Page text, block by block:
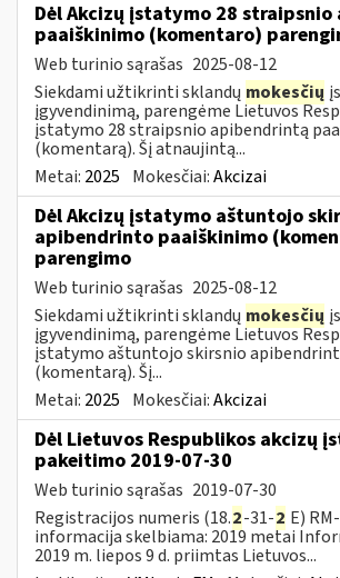
Dėl Akcizų įstatymo 28
paaiškinimo (komentaro)
Web turinio sąrašas 2025-08-12
Siekdami užtikrinti sklandų mokesčių
įgyvendinimą, parengėme Lietuvos
įstatymo 28 straipsnio apibendrintą
(komentarą). Šį atnaujintą...
Metai: 2025 Mokesčiai:Akcizai
Dėl Akcizų įstatymo aštuntojo
apibendrinto paaiškinimo
parengimo
Web turinio sąrašas 2025-08-12
Siekdami užtikrinti sklandų mokesčių
įgyvendinimą, parengėme Lietuvos
įstatymo aštuntojo skirsnio
(komentarą). Šį...
Metai: 2025 Mokesčiai:Akcizai
Dėl Lietuvos Respublikos akcizų
pakeitimo 2019-07-30
Web turinio sąrašas 2019-07-30
Registracijos numeris (18.2-31-2 E)
informacija skelbiama: 2019 metai
2019 m. liepos 9 d. priimtas Lietuvos...